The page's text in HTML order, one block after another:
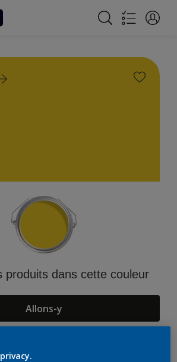
produits dans cette couleur
Allons-y